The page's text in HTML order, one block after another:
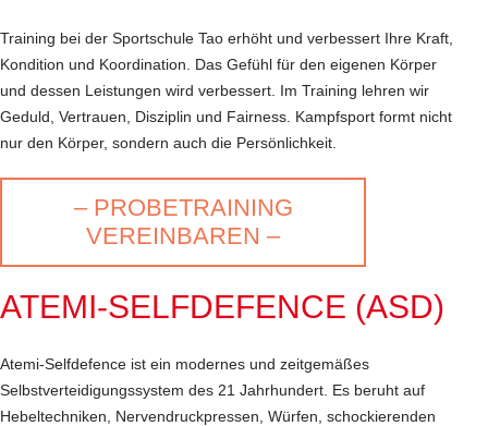
Training bei der Sportschule Tao erhöht und verbessert Ihre Kraft,
Kondition und Koordination. Das Gefühl für den eigenen Körper
und dessen Leistungen wird verbessert. Im Training lehren wir
Geduld, Vertrauen, Disziplin und Fairness. Kampfsport formt nicht
nur den Körper, sondern auch die Persönlichkeit.
– PROBETRAINING
VEREINBAREN –
ATEMI-SELFDEFENCE (ASD)
Atemi-Selfdefence ist ein modernes und zeitgemäßes
Selbstverteidigungssystem des 21 Jahrhundert. Es beruht auf
Hebeltechniken, Nervendruckpressen, Würfen, schockierenden